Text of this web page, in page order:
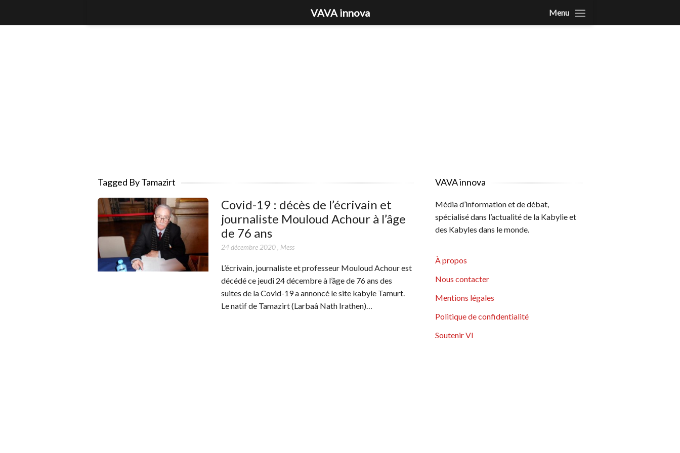
Tagged By Tamazirt
Covid-19 : décès de l’écrivain et
journaliste Mouloud Achour à l’âge
de 76 ans
24 décembre 2020, Mess
L’écrivain, journaliste et professeur Mouloud Achour est
décédé ce jeudi 24 décembre à l’âge de 76 ans des
suites de la Covid-19 a annoncé le site kabyle Tamurt.
Le natif de Tamazirt (Larbaâ Nath Irathen)…
VAVA innova
Média d’information et de débat,
spécialisé dans l’actualité de la Kabylie et
des Kabyles dans le monde.
À propos
Nous contacter
Mentions légales
Politique de confidentialité
Soutenir VI
VAVA innova Menu